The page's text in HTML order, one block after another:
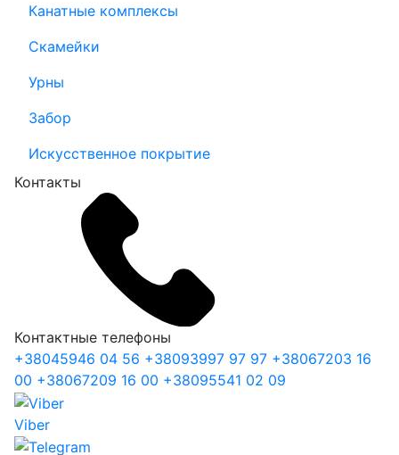
Канатные комплексы
Скамейки
Урны
Забор
Искусственное покрытие
Контакты
Контактные телефоны
+38045946 04 56 +38093997 97 97 +38067203 16
00 +38067209 16 00 +38095541 02 09
Viber